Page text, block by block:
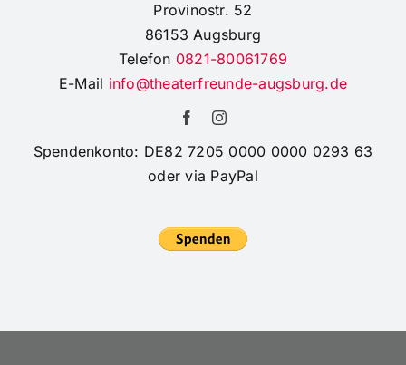
Provinostr. 52
86153 Augsburg
Telefon 0821-80061769
E-Mail info@theaterfreunde-augsburg.de
Spendenkonto: DE82 7205 0000 0000 0293 63
oder via PayPal